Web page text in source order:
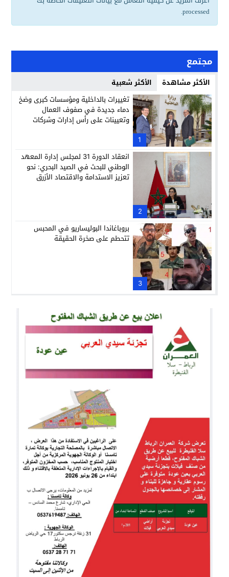
processed
.
مجتمع
الأكثر مشاهدة الأكثر شعبية
1
تغييرات بالداخلية ومؤسسات كبرى وضخ
دماء جديدة في صفوف العمال
وتعيينات على رأس إدارات وشركات
2
انعقاد الدورة 31 لمجلس إدارة المعهد
الوطني للبحث في الصيد البحري: نحو
تعزيز الاستدامة والاقتصاد الأزرق
3
بروباغاندا البوليساريو في المحبس
تتحطم على صخرة الحقيقة